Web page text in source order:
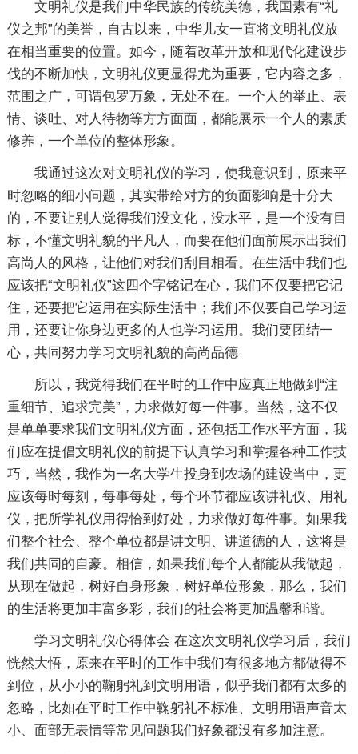
文明礼仪是我们中华民族的传统美德，我国素有“礼
仪之邦”的美誉，自古以来，中华儿女一直将文明礼仪放
在相当重要的位置。如今，随着改革开放和现代化建设步
伐的不断加快，文明礼仪更显得尤为重要，它内容之多，
范围之广，可谓包罗万象，无处不在。一个人的举止、表
情、谈吐、对人待物等方方面面，都能展示一个人的素质
修养，一个单位的整体形象。
我通过这次对文明礼仪的学习，使我意识到，原来平
时忽略的细小问题，其实带给对方的负面影响是十分大
的，不要让别人觉得我们没文化，没水平，是一个没有目
标，不懂文明礼貌的平凡人，而要在他们面前展示出我们
高尚人的风格，让他们对我们刮目相看。在生活中我们也
应该把“文明礼仪”这四个字铭记在心，我们不仅要把它记
住，还要把它运用在实际生活中；我们不仅要自己学习运
用，还要让你身边更多的人也学习运用。我们要团结一
心，共同努力学习文明礼貌的高尚品德
所以，我觉得我们在平时的工作中应真正地做到“注
重细节、追求完美”，力求做好每一件事。当然，这不仅
是单单要求我们文明礼仪方面，还包括工作水平方面，我
们应在提倡文明礼仪的前提下认真学习和掌握各种工作技
巧，当然，我作为一名大学生投身到农场的建设当中，更
应该每时每刻，每事每处，每个环节都应该讲礼仪、用礼
仪，把所学礼仪用得恰到好处，力求做好每件事。如果我
们整个社会、整个单位都是讲文明、讲道德的人，这将是
我们共同的自豪。相信，如果我们每个人都能从我做起，
从现在做起，树好自身形象，树好单位形象，那么，我们
的生活将更加丰富多彩，我们的社会将更加温馨和谐。
学习文明礼仪心得体会 在这次文明礼仪学习后，我们
恍然大悟，原来在平时的工作中我们有很多地方都做得不
到位，从小小的鞠躬礼到文明用语，似乎我们都有太多的
忽略，比如在平时工作中鞠躬礼不标准、文明用语声音太
小、面部无表情等常见问题我们好象都没有多加注意。